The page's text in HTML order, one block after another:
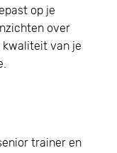
op je
over
kwaliteit van je
trainer en